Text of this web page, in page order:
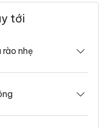
tới
rào nhẹ